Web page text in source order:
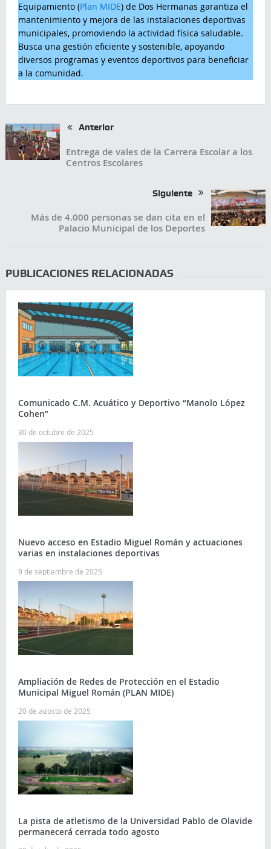
Equipamiento (Plan MIDE) de Dos Hermanas garantiza el
mantenimiento y mejora de las instalaciones deportivas
municipales, promoviendo la actividad física saludable.
Busca una gestión eficiente y sostenible, apoyando
diversos programas y eventos deportivos para beneficiar
a la comunidad.
Anterior
Entrega de vales de la Carrera Escolar a los
Centros Escolares
Siguiente
Más de 4.000 personas se dan cita en el
Palacio Municipal de los Deportes
PUBLICACIONES RELACIONADAS
Comunicado C.M. Acuático y Deportivo “Manolo López
Cohen”
30 de octubre de 2025
Nuevo acceso en Estadio Miguel Román y actuaciones
varias en instalaciones deportivas
9 de septiembre de 2025
Ampliación de Redes de Protección en el Estadio
Municipal Miguel Román (PLAN MIDE)
20 de agosto de 2025
La pista de atletismo de la Universidad Pablo de Olavide
permanecerá cerrada todo agosto